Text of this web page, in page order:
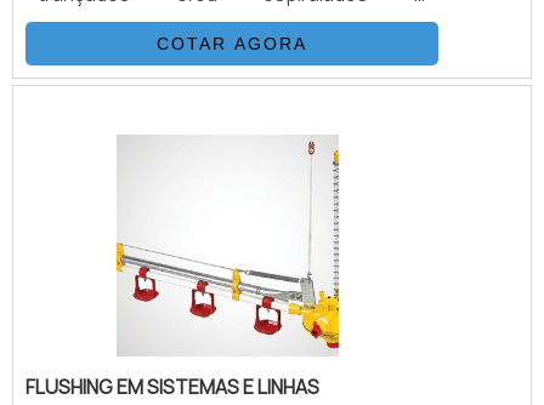
externamente revestidas com uma capa de
poliamida (nylon) ou poliuretano. Esta
combinação, adicionada a um processo
uma mangueira flexível, que possui as
seguintes propriedades: Desenvolvida
para alta e altíssimas pressões (3.200 Bar).
Excelentes características de vazão. .
COTAR AGORA
FLUSHING EM SISTEMAS E LINHAS